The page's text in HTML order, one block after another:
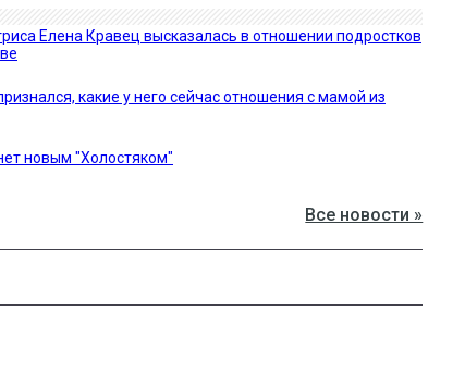
Елена Кравец высказалась в отношении подростков
какие у него сейчас отношения с мамой из
новым "Холостяком"
Все новости »